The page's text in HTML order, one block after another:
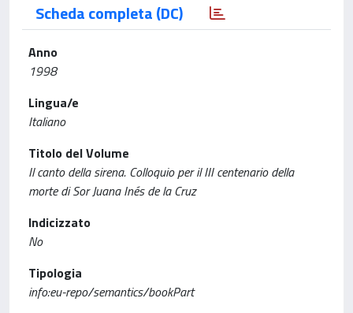
Scheda completa (DC)
Anno
1998
Lingua/e
Italiano
Titolo del Volume
Il canto della sirena. Colloquio per il III centenario della
morte di Sor Juana Inés de la Cruz
Indicizzato
No
Tipologia
info:eu-repo/semantics/bookPart